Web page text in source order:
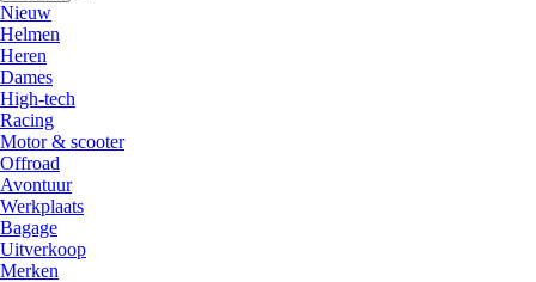
Nieuw
Helmen
Heren
Dames
High-tech
Racing
Motor & scooter
Offroad
Avontuur
Werkplaats
Bagage
Uitverkoop
Merken